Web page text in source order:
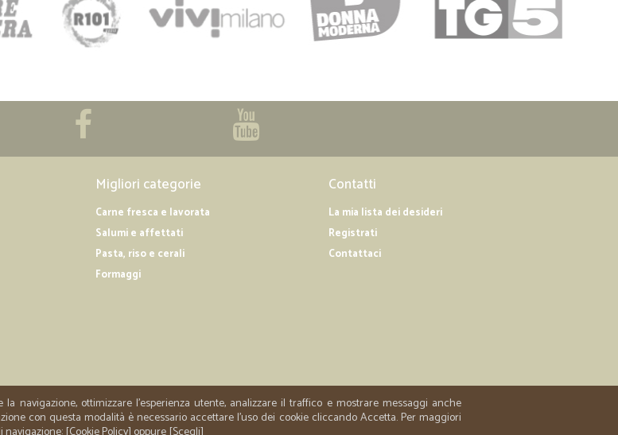
Migliori categorie
Carne fresca e lavorata
Salumi e affettati
Pasta, riso e cerali
Formaggi
Contatti
La mia lista dei desideri
Registrati
Contattaci
navigazione, ottimizzare l'esperienza utente, analizzare il traffico e mostrare messaggi anche
con questa modalità è necessario accettare l'uso dei cookie cliccando Accetta. Per maggiori